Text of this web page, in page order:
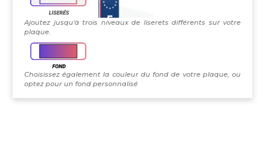
Ajoutez jusqu'à trois niveaux de liserets différents sur votre
plaque.
Choisissez également la couleur du fond de votre plaque, ou
optez pour un fond personnalisé